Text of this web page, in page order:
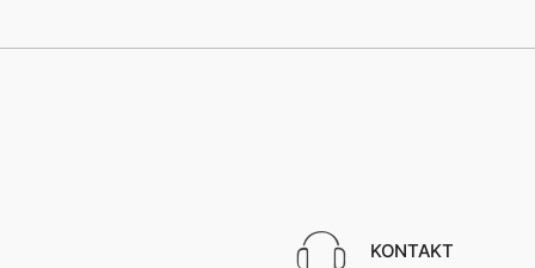
KONTAKT